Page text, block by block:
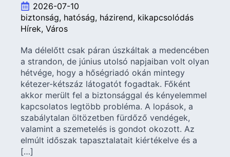
2026-07-10
biztonság hatóság házirend kikapcsolódás
Hírek Város
Ma délelőtt csak páran úszkáltak a medencében
a strandon, de június utolsó napjaiban volt olyan
hétvége, hogy a hőségriadó okán mintegy
kétezer-kétszáz látogatót fogadtak. Főként
akkor merült fel a biztonsággal és kényelemmel
kapcsolatos legtöbb probléma. A lopások, a
szabálytalan öltözetben fürdőző vendégek,
valamint a szemetelés is gondot okozott. Az
elmúlt időszak tapasztalatait kiértékelve és a
[…]